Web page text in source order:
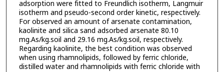
adsorption were fitted to Freundlich isotherm, Langmuir
isotherm and pseudo-second order kinetic, respectively.
For observed an amount of arsenate contamination,
kaolinite and silica sand adsorbed arsenate 80.10
mg.As/kg.soil and 29.16 mg.As/kg.soil, respectively.
Regarding kaolinite, the best condition was observed
when using rhamnolipids, followed by ferric chloride,
distilled water and rhamnolipids with ferric chloride with